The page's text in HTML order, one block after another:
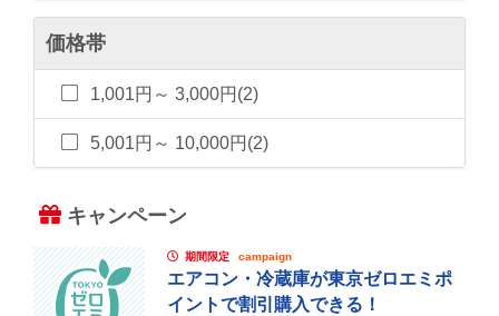
価格帯
1,001円～ 3,000円(2)
5,001円～ 10,000円(2)
キャンペーン
期間限定 campaign
エアコン・冷蔵庫が東京ゼロエミポ
イントで割引購入できる！